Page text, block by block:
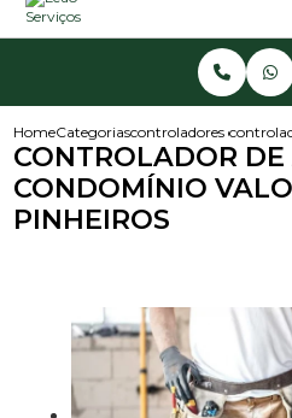
HomeCategoriascontroladores de acesso
CONTROLADOR DE
CONDOMÍNIO
PINHEIROS